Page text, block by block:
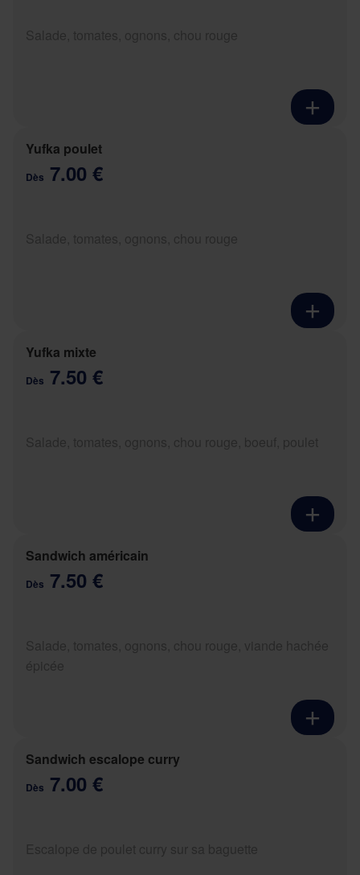
Yufka poulet
Dès 7.00 €
Yufka mixte
Dès 7.50 €
Sandwich américain
Dès 7.50 €
Sandwich escalope curry
Dès 7.00 €